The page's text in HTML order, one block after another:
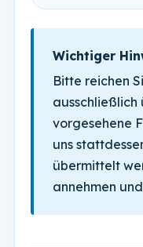
Wichtiger
Bitte reichen
vorgesehene
uns
übermittelt
annehmen